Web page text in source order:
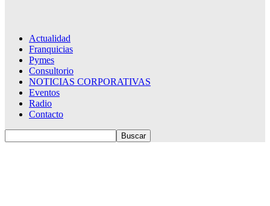
Actualidad
Franquicias
Pymes
Consultorio
NOTICIAS CORPORATIVAS
Eventos
Radio
Contacto